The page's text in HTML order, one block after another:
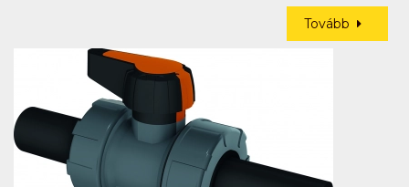
Tovább